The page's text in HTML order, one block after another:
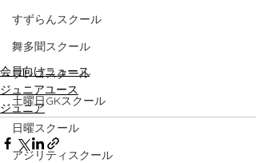
すずらんスクール
舞多聞スクール
プレゴスクール
土曜日GKスクール
日曜スクール
アジリティスクール
会員向けニュース
ジュニアユース
ジュニア